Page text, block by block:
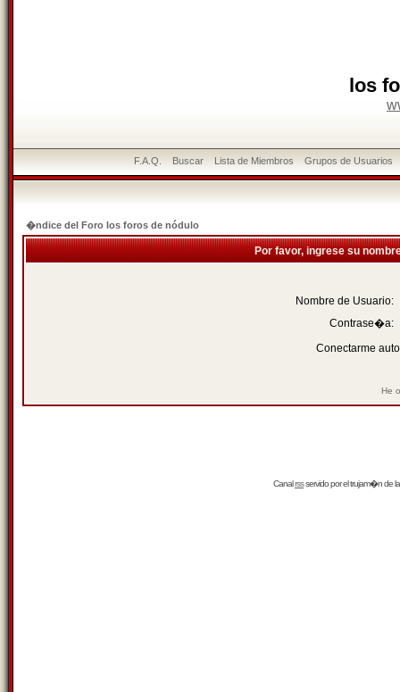
los
F.A.Q. Buscar Lista de Miembros Grupos de Usuarios
�ndice del Foro los foros de nódulo
Por favor, ingrese su
Nombre de Usuario:
Contrase�a:
Conectarme
He
Canalrssservido por eltrujam�nde